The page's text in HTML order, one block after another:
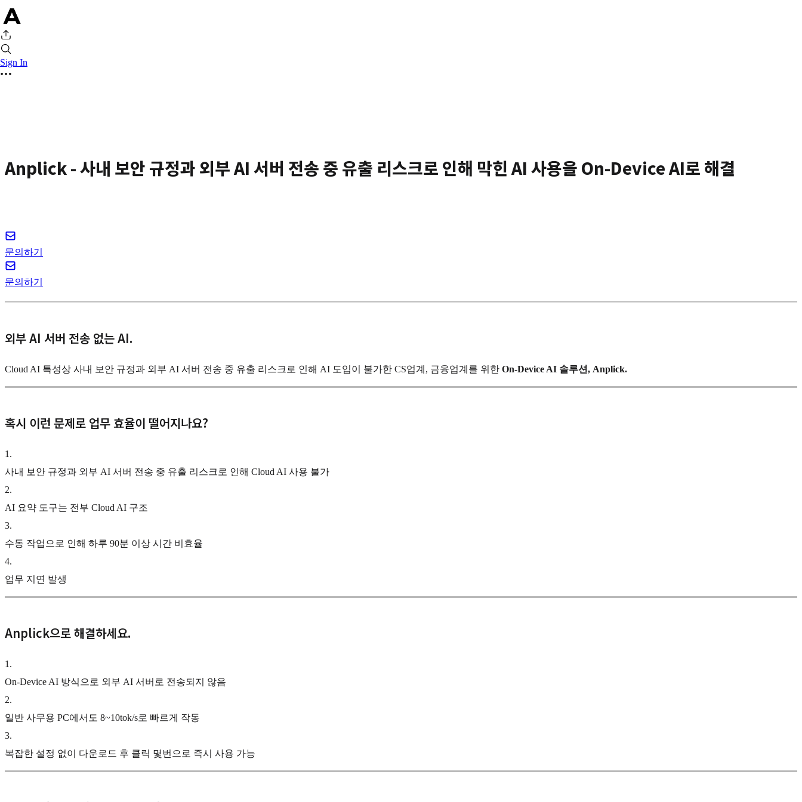
Sign In
Anplick - 사내 보안 규정과 외부 AI 서버 전송 중 유출 리스크로 인해 막힌 AI 사용을 On-Device AI로 해결
문의하기
문의하기
외부 AI 서버 전송 없는 AI.
Cloud AI 특성상 사내 보안 규정과 외부 AI 서버 전송 중 유출 리스크로 인해 AI 도입이 불가한 CS업계, 금융업계를 위한 On-Device AI 솔루션, Anplick.
혹시 이런 문제로 업무 효율이 떨어지나요?
1 .
사내 보안 규정과 외부 AI 서버 전송 중 유출 리스크로 인해 Cloud AI 사용 불가
2.
AI 요약 도구는 전부 Cloud AI 구조
3.
수동 작업으로 인해 하루 90분 이상 시간 비효율
4.
업무 지연 발생
Anplick으로 해결하세요.
1 .
On-Device AI 방식으로 외부 AI 서버로 전송되지 않음
2.
일반 사무용 PC에서도 8~10tok/s로 빠르게 작동
3.
복잡한 설정 없이 다운로드 후 클릭 몇번으로 즉시 사용 가능